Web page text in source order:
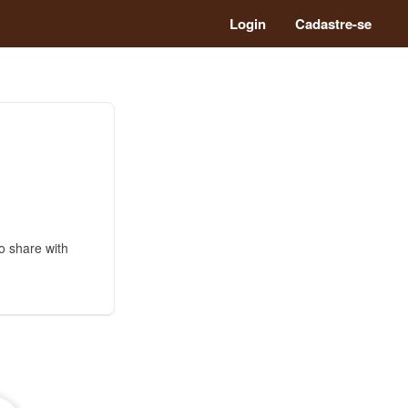
Login Cadastre-se
share with